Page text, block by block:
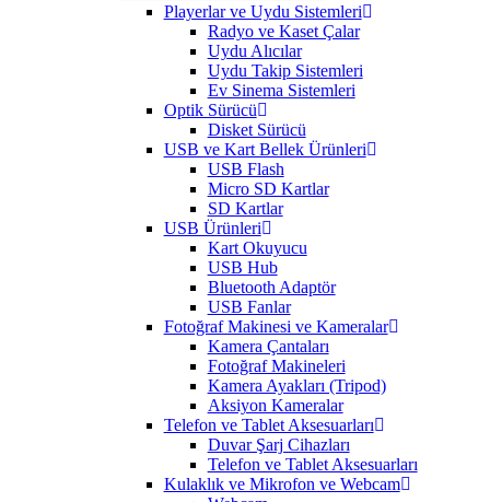
Playerlar ve Uydu Sistemleri
Radyo ve Kaset Çalar
Uydu Alıcılar
Uydu Takip Sistemleri
Ev Sinema Sistemleri
Optik Sürücü
Disket Sürücü
USB ve Kart Bellek Ürünleri
USB Flash
Micro SD Kartlar
SD Kartlar
USB Ürünleri
Kart Okuyucu
USB Hub
Bluetooth Adaptör
USB Fanlar
Fotoğraf Makinesi ve Kameralar
Kamera Çantaları
Fotoğraf Makineleri
Kamera Ayakları (Tripod)
Aksiyon Kameralar
Telefon ve Tablet Aksesuarları
Duvar Şarj Cihazları
Telefon ve Tablet Aksesuarları
Kulaklık ve Mikrofon ve Webcam